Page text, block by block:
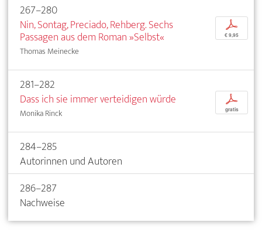
267–280
Nin, Sontag, Preciado, Rehberg. Sechs
Passagen aus dem Roman »Selbst«
Thomas Meinecke
p
€ 9,95
281–282
Dass ich sie immer verteidigen würde
Monika Rinck
p
gratis
284–285
Autorinnen und Autoren
286–287
Nachweise